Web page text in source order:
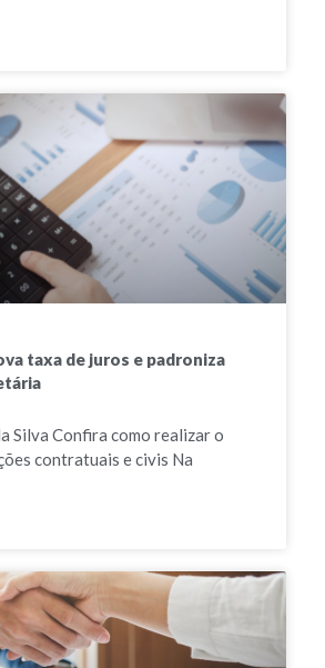
taxa de juros e padroniza
Silva Confira como realizar o
contratuais e civis Na